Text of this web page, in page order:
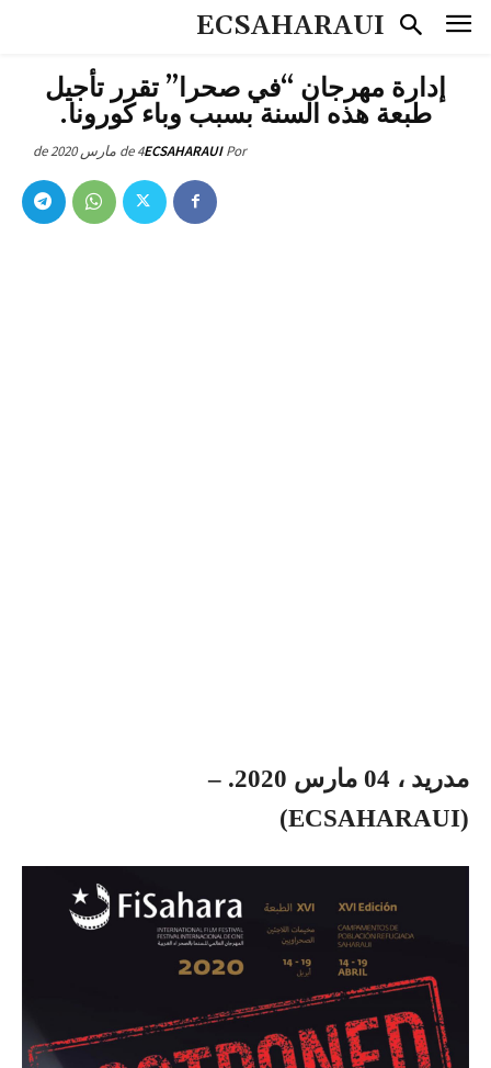
ECSAHARAUI
إدارة مهرجان “في صحرا” تقرر تأجيل
طبعة هذه السنة بسبب وباء كورونا.
Por
ECSAHARAUI4 de مارس de 2020
مدريد ، 04 مارس 2020. –
(ECSAHARAUI)